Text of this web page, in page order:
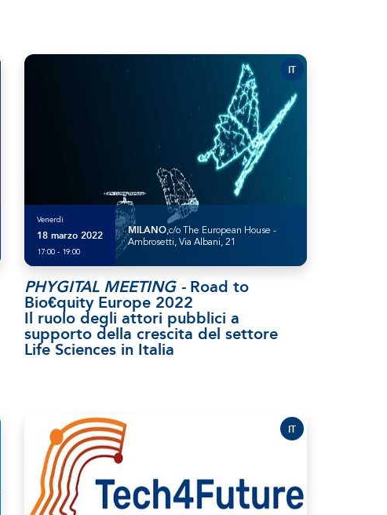
Venerdì
18 marzo 2022
17:00 - 19:00
MILANO,c/o The European House -
Ambrosetti, Via Albani, 21
IT
PHYGITAL MEETING - Road to
Bio€quity Europe 2022
Il ruolo degli attori pubblici a
supporto della crescita del settore
Life Sciences in Italia
IT